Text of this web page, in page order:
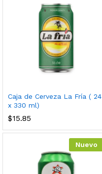
Caja de Cerveza La Fría ( 24
x 330 ml)
$15.85
Nuevo